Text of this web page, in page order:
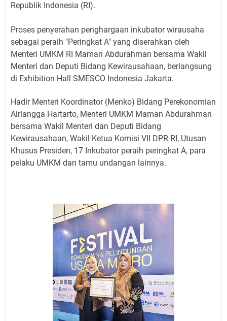
Republik Indonesia (RI).
Proses penyerahan penghargaan inkubator wirausaha
sebagai peraih "Peringkat A" yang diserahkan oleh
Menteri UMKM RI Maman Abdurahman bersama Wakil
Menteri dan Deputi Bidang Kewirausahaan, berlangsung
di Exhibition Hall SMESCO Indonesia Jakarta.
Hadir Menteri Koordinator (Menko) Bidang Perekonomian
Airlangga Hartarto, Menteri UMKM Maman Abdurahman
bersama Wakil Menteri dan Deputi Bidang
Kewirausahaan, Wakil Ketua Komisi VII DPR RI, Utusan
Khusus Presiden, 17 Inkubator peraih peringkat A, para
pelaku UMKM dan tamu undangan lainnya.